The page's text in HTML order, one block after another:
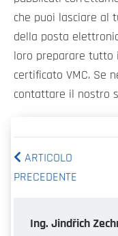
che puoi lasciare al
della posta
loro preparare tutto
certificato VMC. Se
contattare il nostro
ARTICOLO
PRECEDENTE
Ing. Jindřich